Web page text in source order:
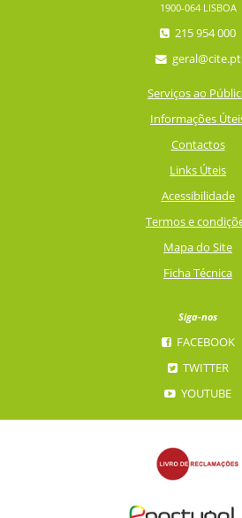
1900-064 LISBOA
215 954 000
geral@cite.pt
Serviços ao
Informações
Contactos
Links Úteis
Acessibilidade
Termos e
Mapa do Site
Ficha Técnica
Siga-nos
FACEBOOK
TWITTER
YOUTUBE